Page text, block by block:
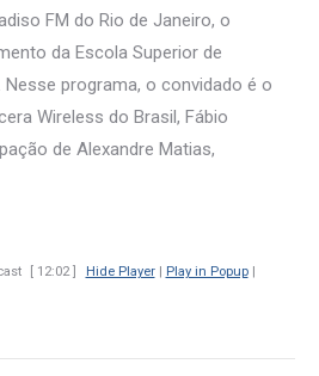
FM do Rio de Janeiro, o
da Escola Superior de
Nesse programa, o convidado é o
Wireless do Brasil, Fábio
de Alexandre Matias,
[ 12:02 ] Hide Player| Play in Popup|